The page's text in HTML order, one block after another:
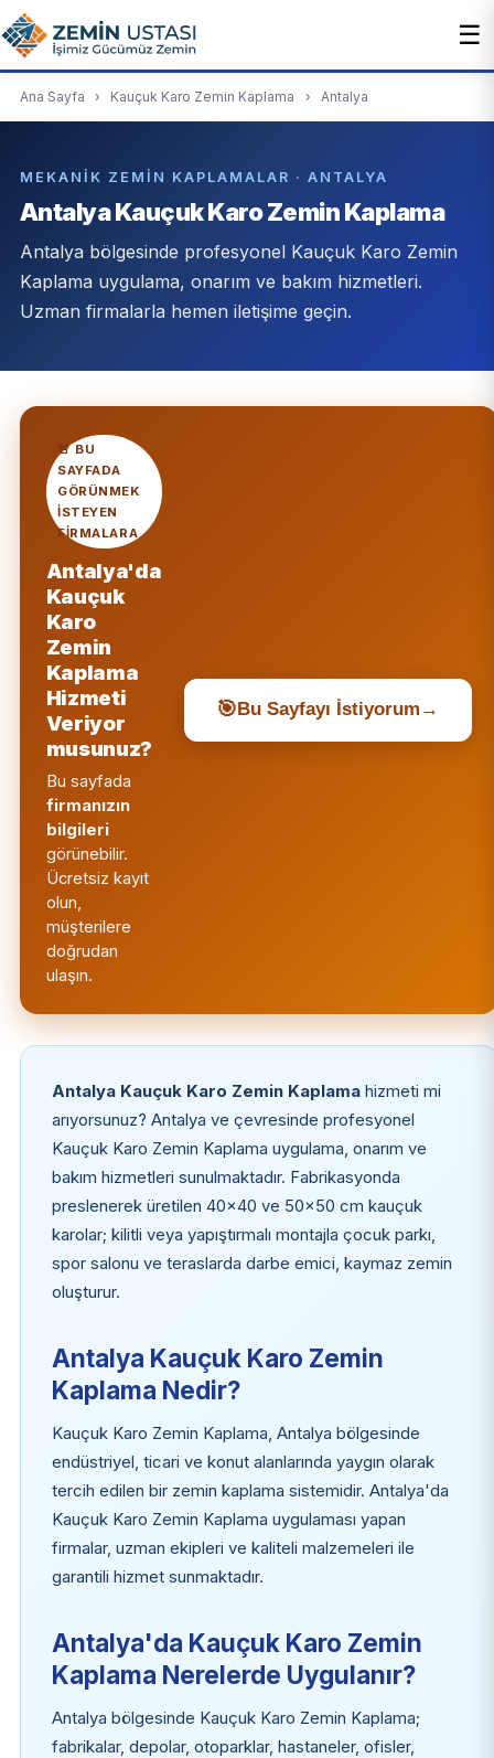
☰
Ana Sayfa › Kauçuk Karo Zemin Kaplama › Antalya
MEKANIK ZEMIN KAPLAMALAR · ANTALYA
Antalya Kauçuk Karo Zemin Kaplama
Antalya bölgesinde profesyonel Kauçuk Karo Zemin
Kaplama uygulama, onarım ve bakım hizmetleri.
Uzman firmalarla hemen iletişime geçin.
🚨 BU
SAYFADA
GÖRÜNMEK
ISTEYEN
FIRMALARA
Antalya'da
Kauçuk
Karo
Zemin
Kaplama
Hizmeti
Veriyor
musunuz?
Bu sayfada
firmanızın
bilgileri
görünebilir.
Ücretsiz kayıt
olun,
müşterilere
doğrudan
ulaşın.
🎯 Bu Sayfayı İstiyorum →
Antalya Kauçuk Karo Zemin Kaplamahizmeti mi
arıyorsunuz? Antalya ve çevresinde profesyonel
Kauçuk Karo Zemin Kaplama uygulama, onarım ve
bakım hizmetleri sunulmaktadır. Fabrikasyonda
preslenerek üretilen 40x40 ve 50x50 cm kauçuk
karolar; kilitli veya yapıştırmalı montajla çocuk parkı,
spor salonu ve teraslarda darbe emici, kaymaz zemin
oluşturur.
Antalya Kauçuk Karo Zemin
Kaplama Nedir?
Kauçuk Karo Zemin Kaplama, Antalya bölgesinde
endüstriyel, ticari ve konut alanlarında yaygın olarak
tercih edilen bir zemin kaplama sistemidir. Antalya'da
Kauçuk Karo Zemin Kaplama uygulaması yapan
firmalar, uzman ekipleri ve kaliteli malzemeleri ile
garantili hizmet sunmaktadır.
Antalya'da Kauçuk Karo Zemin
Kaplama Nerelerde Uygulanır?
Antalya bölgesinde Kauçuk Karo Zemin Kaplama;
fabrikalar, depolar, otoparklar, hastaneler, ofisler,